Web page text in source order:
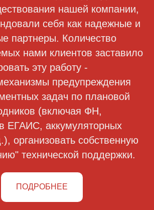
нашей компании,
себя как надежные и
партнеры. Количество
нами клиентов заставило
эту работу -
предупреждения
задач по плановой
(включая ФН,
ЕГАИС, аккумуляторных
организовать собственную
технической поддержки.
ПОДРОБНЕЕ